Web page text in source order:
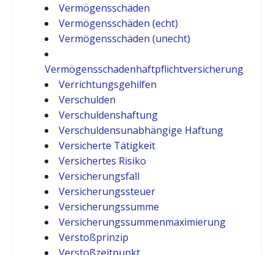
Vermögensschäden
Vermögensschäden (echt)
Vermögensschäden (unecht)
Vermögensschadenhaftpflichtversicherung
Verrichtungsgehilfen
Verschulden
Verschuldenshaftung
Verschuldensunabhängige Haftung
Versicherte Tätigkeit
Versichertes Risiko
Versicherungsfall
Versicherungssteuer
Versicherungssumme
Versicherungssummenmaximierung
Verstoßprinzip